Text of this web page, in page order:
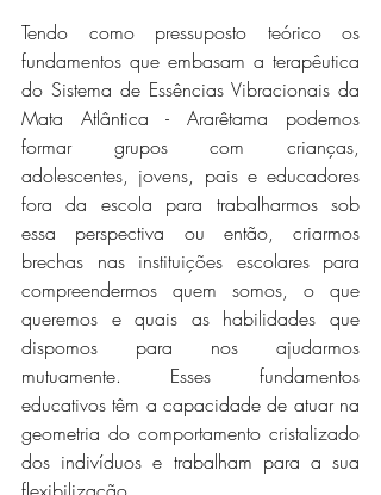
Tendo como pressuposto teórico os
fundamentos que embasam a terapêutica
do Sistema de Essências Vibracionais da
Mata Atlântica - Ararêtama podemos
formar grupos com crianças,
adolescentes, jovens, pais e educadores
fora da escola para trabalharmos sob
essa perspectiva ou então, criarmos
brechas nas instituições escolares para
compreendermos quem somos, o que
queremos e quais as habilidades que
dispomos para nos ajudarmos
mutuamente. Esses fundamentos
educativos têm a capacidade de atuar na
geometria do comportamento cristalizado
dos indivíduos e trabalham para a sua